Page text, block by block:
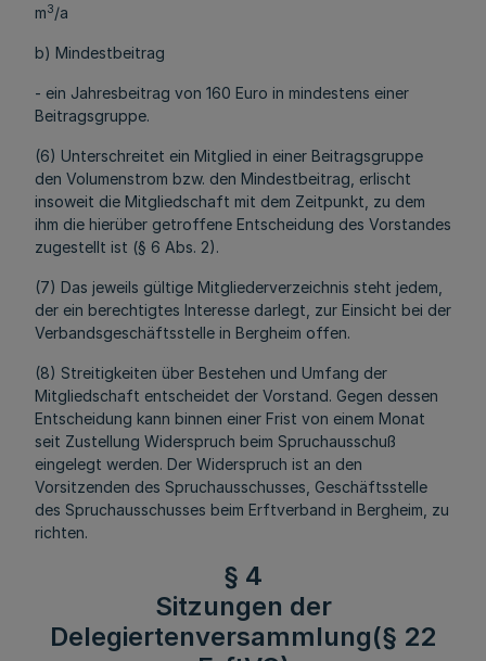
m3/a
b) Mindestbeitrag
- ein Jahresbeitrag von 160 Euro in mindestens einer
Beitragsgruppe.
(6) Unterschreitet ein Mitglied in einer Beitragsgruppe
den Volumenstrom bzw. den Mindestbeitrag, erlischt
insoweit die Mitgliedschaft mit dem Zeitpunkt, zu dem
ihm die hierüber getroffene Entscheidung des Vorstandes
zugestellt ist (§ 6 Abs. 2).
(7) Das jeweils gültige Mitgliederverzeichnis steht jedem,
der ein berechtigtes Interesse darlegt, zur Einsicht bei der
Verbandsgeschäftsstelle in Bergheim offen.
(8) Streitigkeiten über Bestehen und Umfang der
Mitgliedschaft entscheidet der Vorstand. Gegen dessen
Entscheidung kann binnen einer Frist von einem Monat
seit Zustellung Widerspruch beim Spruchausschuß
eingelegt werden. Der Widerspruch ist an den
Vorsitzenden des Spruchausschusses, Geschäftsstelle
des Spruchausschusses beim Erftverband in Bergheim, zu
richten.
§ 4
Sitzungen der
Delegiertenversammlung(§ 22